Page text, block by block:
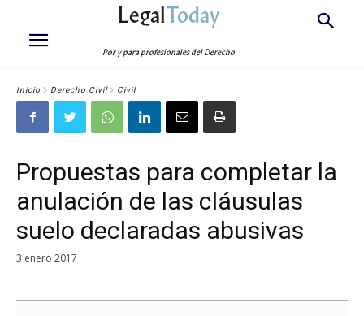
LegalToday
Por y para profesionales del Derecho
Inicio Derecho Civil Civil
Propuestas para completar la
anulación de las cláusulas
suelo declaradas abusivas
3 enero 2017